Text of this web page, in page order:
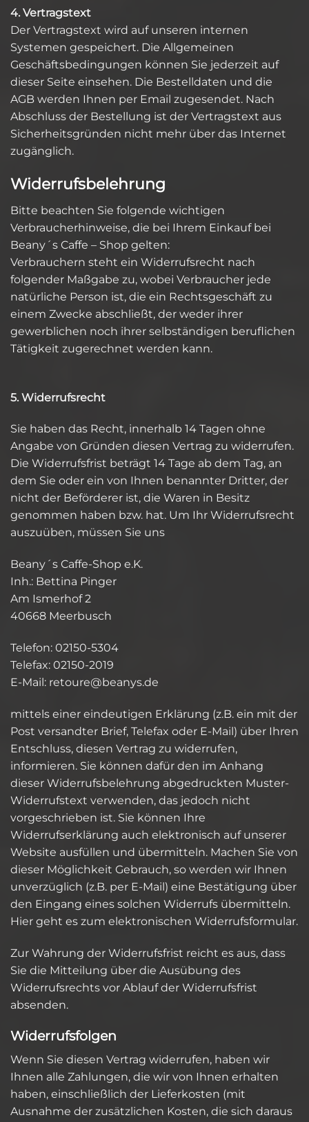
4. Vertragstext
Der Vertragstext wird auf unseren internen
Systemen gespeichert. Die Allgemeinen
Geschäftsbedingungen können Sie jederzeit auf
dieser Seite einsehen. Die Bestelldaten und die
AGB werden Ihnen per Email zugesendet. Nach
Abschluss der Bestellung ist der Vertragstext aus
Sicherheitsgründen nicht mehr über das Internet
zugänglich.
Widerrufsbelehrung
Bitte beachten Sie folgende wichtigen
Verbraucherhinweise, die bei Ihrem Einkauf bei
Beany´s Caffe – Shop gelten:
Verbrauchern steht ein Widerrufsrecht nach
folgender Maßgabe zu, wobei Verbraucher jede
natürliche Person ist, die ein Rechtsgeschäft zu
einem Zwecke abschließt, der weder ihrer
gewerblichen noch ihrer selbständigen beruflichen
Tätigkeit zugerechnet werden kann.
5. Widerrufsrecht
Sie haben das Recht, innerhalb 14 Tagen ohne
Angabe von Gründen diesen Vertrag zu widerrufen.
Die Widerrufsfrist beträgt 14 Tage ab dem Tag, an
dem Sie oder ein von Ihnen benannter Dritter, der
nicht der Beförderer ist, die Waren in Besitz
genommen haben bzw. hat. Um Ihr Widerrufsrecht
auszuüben, müssen Sie uns
Beany´s Caffe-Shop e.K.
Inh.: Bettina Pinger
Am Ismerhof 2
40668 Meerbusch
Telefon: 02150-5304
Telefax: 02150-2019
E-Mail:
ed.sy
naeb@
eruot
er
mittels einer eindeutigen Erklärung (z.B. ein mit der
Post versandter Brief, Telefax oder E-Mail) über Ihren
Entschluss, diesen Vertrag zu widerrufen,
informieren. Sie können dafür den im Anhang
dieser Widerrufsbelehrung abgedruckten Muster-
Widerrufstext verwenden, das jedoch nicht
vorgeschrieben ist. Sie können Ihre
Widerrufserklärung auch elektronisch auf unserer
Website ausfüllen und übermitteln. Machen Sie von
dieser Möglichkeit Gebrauch, so werden wir Ihnen
unverzüglich (z.B. per E-Mail) eine Bestätigung über
den Eingang eines solchen Widerrufs übermitteln.
Hier geht es zum elektronischen Widerrufsformular.
Zur Wahrung der Widerrufsfrist reicht es aus, dass
Sie die Mitteilung über die Ausübung des
Widerrufsrechts vor Ablauf der Widerrufsfrist
absenden.
Widerrufsfolgen
Wenn Sie diesen Vertrag widerrufen, haben wir
Ihnen alle Zahlungen, die wir von Ihnen erhalten
haben, einschließlich der Lieferkosten (mit
Ausnahme der zusätzlichen Kosten, die sich daraus